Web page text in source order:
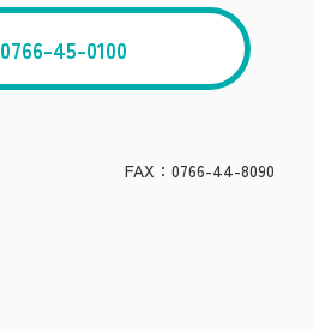
0766-45-0100
FAX：0766-44-8090